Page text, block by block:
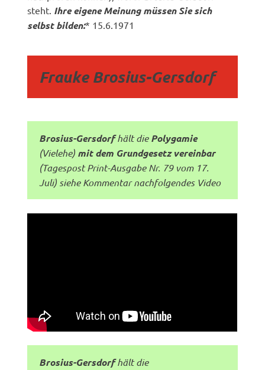
steht. Ihre eigene Meinung müssen Sie sich
selbst bilden:* 15.6.1971
Frauke Brosius-Gersdorf
Brosius-Gersdorfhält diePolygamie
(Vielehe) mit dem Grundgesetz vereinbar
(Tagespost Print-Ausgabe Nr. 79 vom 17.
Juli) siehe Kommentar nachfolgendes Video
Brosius-Gersdorfhält die